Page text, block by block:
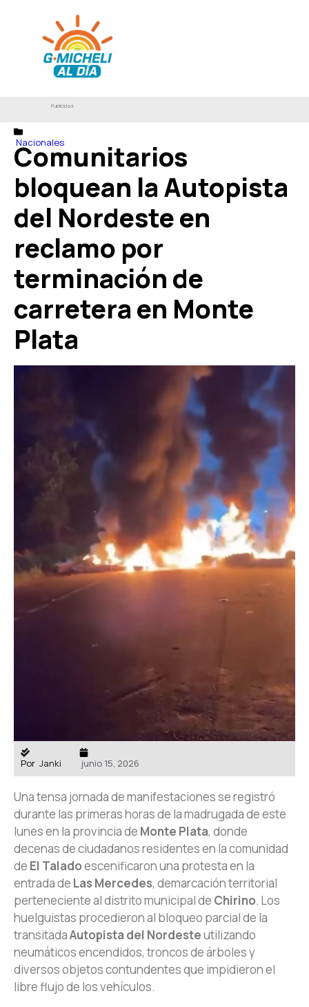
Publicidad
Nacionales
Comunitarios
bloquean la Autopista
del Nordeste en
reclamo por
terminación de
carretera en Monte
Plata
Por Janki junio 15, 2026
Una tensa jornada de manifestaciones se registró
durante las primeras horas de la madrugada de este
lunes en la provincia de Monte Plata, donde
decenas de ciudadanos residentes en la comunidad
de El Taladoescenificaron una protesta en la
entrada de Las Mercedes, demarcación territorial
perteneciente al distrito municipal de Chirino. Los
huelguistas procedieron al bloqueo parcial de la
transitadaAutopista del Nordesteutilizando
neumáticos encendidos, troncos de árboles y
diversos objetos contundentes que impidieron el
libre flujo de los vehículos.